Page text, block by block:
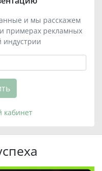
и мы расскажем
примерах рекламных
кабинет